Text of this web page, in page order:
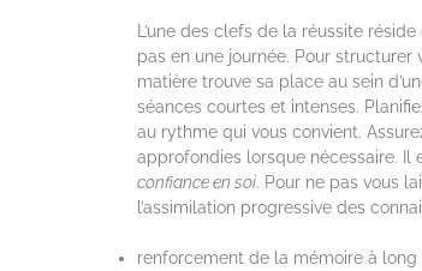
L’une des clefs de la réussite réside
pas en une journée. Pour
matière trouve sa place au sein
séances courtes et intenses.
au rythme qui vous convient.
approfondies lorsque nécessaire. Il
confiance en soi. Pour ne pas vous
l’assimilation progressive des
renforcement de la mémoire à long